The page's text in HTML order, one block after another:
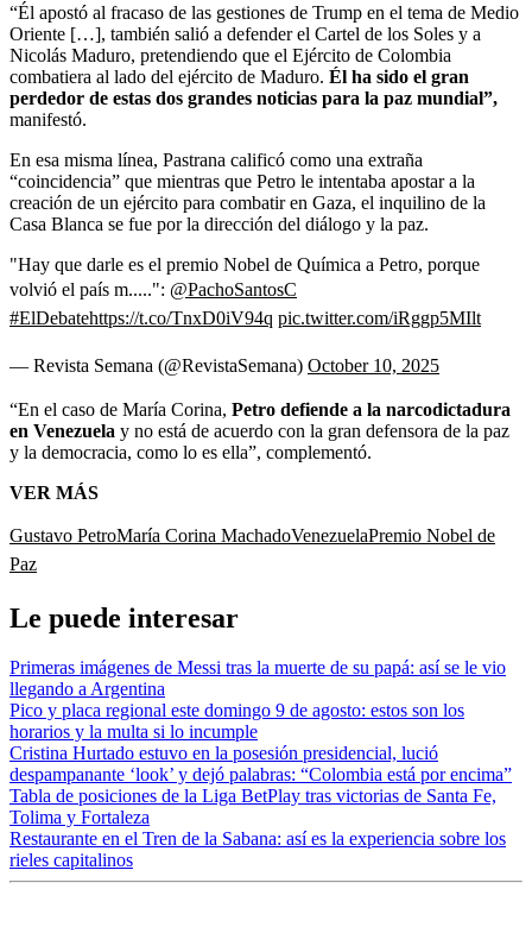
“Él apostó al fracaso de las gestiones de Trump en el tema de Medio
Oriente […], también salió a defender el Cartel de los Soles y a
Nicolás Maduro, pretendiendo que el Ejército de Colombia
combatiera al lado del ejército de Maduro. Él ha sido el gran
perdedor de estas dos grandes noticias para la paz mundial”,
manifestó.
En esa misma línea, Pastrana calificó como una extraña
“coincidencia” que mientras que Petro le intentaba apostar a la
creación de un ejército para combatir en Gaza, el inquilino de la
Casa Blanca se fue por la dirección del diálogo y la paz.
"Hay que darle es el premio Nobel de Química a Petro, porque
volvió el país m.....": @PachoSantosC
#ElDebatehttps://t.co/TnxD0iV94q pic.twitter.com/iRggp5MIlt
— Revista Semana (@RevistaSemana) October 10, 2025
“En el caso de María Corina, Petro defiende a la narcodictadura
en Venezuela y no está de acuerdo con la gran defensora de la paz
y la democracia, como lo es ella”, complementó.
VER MÁS
Gustavo PetroMaría Corina MachadoVenezuelaPremio Nobel de
Paz
Le puede interesar
Primeras imágenes de Messi tras la muerte de su papá: así se le vio
llegando a Argentina
Pico y placa regional este domingo 9 de agosto: estos son los
horarios y la multa si lo incumple
Cristina Hurtado estuvo en la posesión presidencial, lució
despampanante ‘look’ y dejó palabras: “Colombia está por encima”
Tabla de posiciones de la Liga BetPlay tras victorias de Santa Fe,
Tolima y Fortaleza
Restaurante en el Tren de la Sabana: así es la experiencia sobre los
rieles capitalinos